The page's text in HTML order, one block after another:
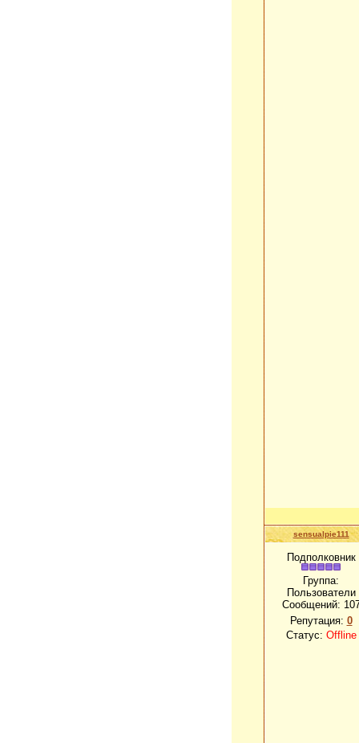
sensualpie111
Подполковник
Группа:
Пользователи
Сообщений:
Репутация: 0
Статус: Offline